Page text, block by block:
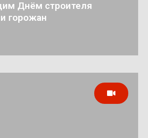
Днём строителя
горожан